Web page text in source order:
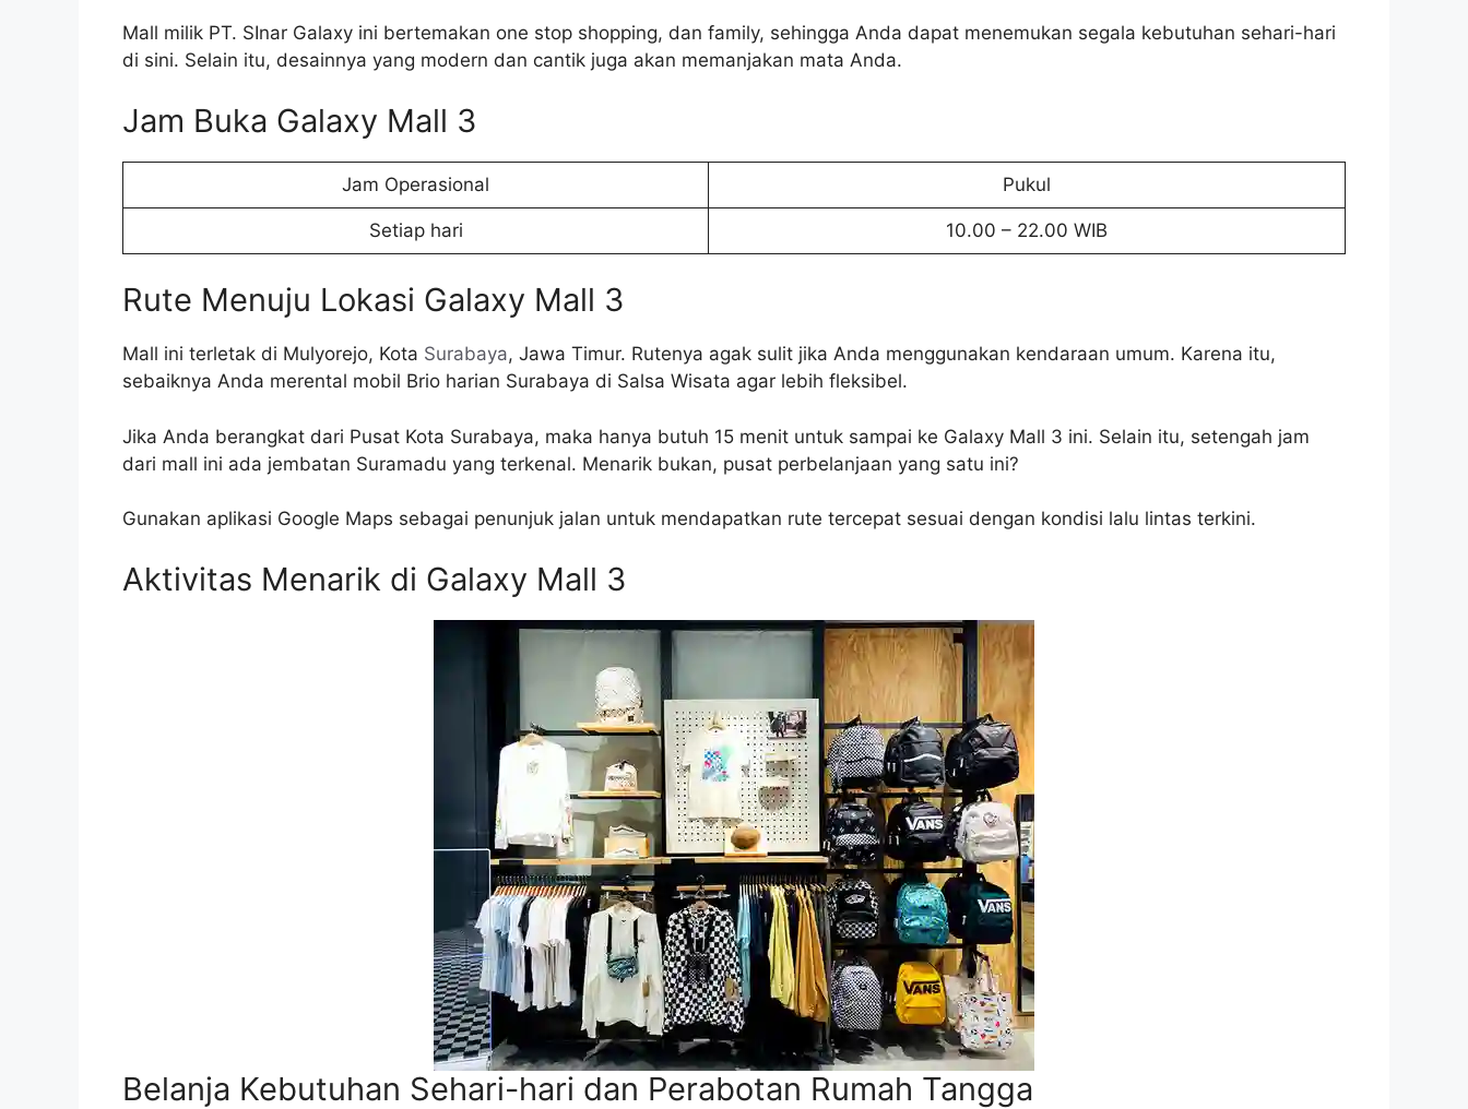
Mall milik PT. SInar Galaxy ini bertemakan one stop shopping, dan family, sehingga Anda dapat menemukan segala kebutuhan sehari-hari
di sini. Selain itu, desainnya yang modern dan cantik juga akan memanjakan mata Anda.
Jam Buka Galaxy Mall 3
Jam Operasional Pukul
Setiap hari 10.00 – 22.00 WIB
Rute Menuju Lokasi Galaxy Mall 3
Mall ini terletak di Mulyorejo, Kota Surabaya, Jawa Timur. Rutenya agak sulit jika Anda menggunakan kendaraan umum. Karena itu,
sebaiknya Anda merental mobil Brio harian Surabaya di Salsa Wisata agar lebih fleksibel.
Jika Anda berangkat dari Pusat Kota Surabaya, maka hanya butuh 15 menit untuk sampai ke Galaxy Mall 3 ini. Selain itu, setengah jam
dari mall ini ada jembatan Suramadu yang terkenal. Menarik bukan, pusat perbelanjaan yang satu ini?
Gunakan aplikasi Google Maps sebagai penunjuk jalan untuk mendapatkan rute tercepat sesuai dengan kondisi lalu lintas terkini.
Aktivitas Menarik di Galaxy Mall 3
Belanja Kebutuhan Sehari-hari dan Perabotan Rumah Tangga